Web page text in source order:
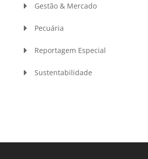
Gestão & Mercado
Pecuária
Reportagem Especial
Sustentabilidade